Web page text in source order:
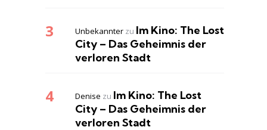
Unbekannter zu Im Kino: The Lost
City – Das Geheimnis der
verloren Stadt
Denise zu Im Kino: The Lost
City – Das Geheimnis der
verloren Stadt